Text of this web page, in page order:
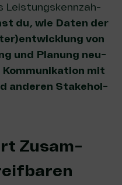
Leis­tungs­kenn­zah­
du, wie Daten der
von
und Pla­nung neu­
mit
ande­ren Stake­hol­
Zusam­